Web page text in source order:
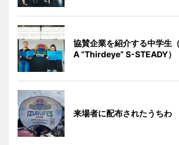
協賛企業を紹介する中学生
A “Thirdeye” S-STEADY）
来場者に配布されたうちわ